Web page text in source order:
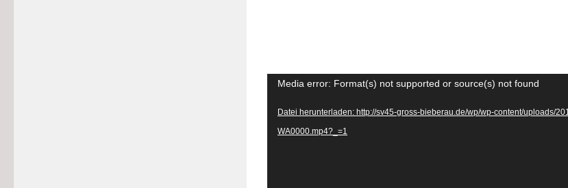
Video-
Media error: Format(s) not supported or source(s) not found
Datei herunterladen: http://sv45-gross-bieberau.de/wp/wp-content/uploads/
WA0000.mp4?_=1